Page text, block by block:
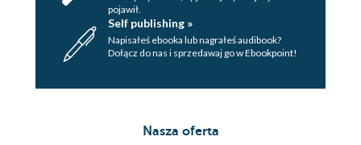
pojawił.
Self publishing »
Napisałeś ebooka lub nagrałeś audibook?
Dołącz do nas i sprzedawaj go w Ebookpoint!
Nasza oferta